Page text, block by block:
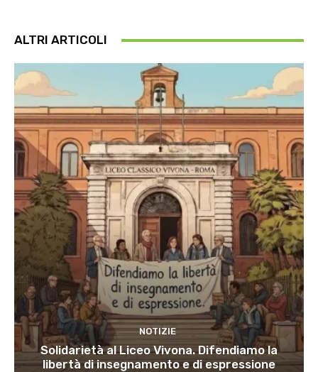
ALTRI ARTICOLI
NOTIZIE
Solidarietà al Liceo Vivona. Difendiamo la
libertà di insegnamento e di espressione